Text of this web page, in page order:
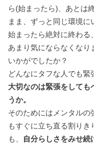
ら(始まったら)、あとは
まま、ずっと同じ環境に
始まったら絶対に終わる
あまり気にならなくなり
いかがでしたか？
どんなにタフな人でも緊
大切なのは緊張をして
うか。
そのためにはメンタルの
もすぐに立ち直る割り
も、 自分らしさをみせ